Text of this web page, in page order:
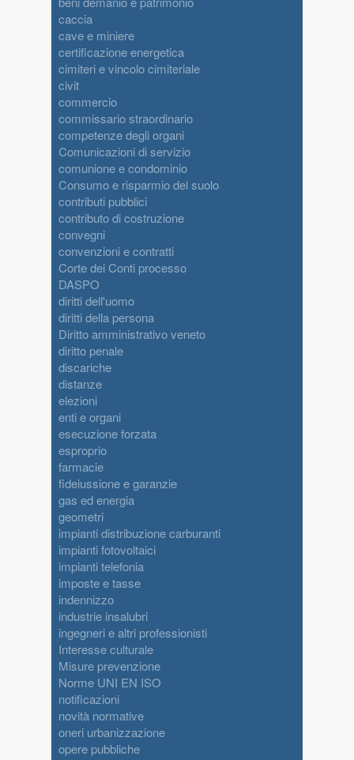
caccia
cave e miniere
certificazione energetica
cimiteri e vincolo cimiteriale
civit
commercio
commissario straordinario
competenze degli organi
Comunicazioni di servizio
comunione e condominio
Consumo e risparmio del suolo
contributi pubblici
contributo di costruzione
convegni
convenzioni e contratti
Corte dei Conti processo
DASPO
diritti dell'uomo
diritti della persona
Diritto amministrativo veneto
diritto penale
discariche
distanze
elezioni
enti e organi
esecuzione forzata
esproprio
farmacie
fideiussione e garanzie
gas ed energia
geometri
impianti distribuzione carburanti
impianti fotovoltaici
impianti telefonia
imposte e tasse
indennizzo
industrie insalubri
ingegneri e altri professionisti
Interesse culturale
Misure prevenzione
Norme UNI EN ISO
notificazioni
novità normative
oneri urbanizzazione
opere pubbliche